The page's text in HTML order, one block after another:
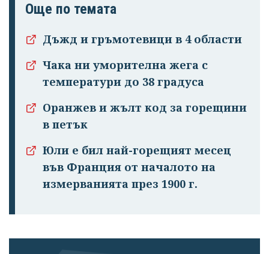
Още по темата
Дъжд и гръмотевици в 4 области
Чака ни уморителна жега с
температури до 38 градуса
Оранжев и жълт код за горещини
в петък
Юли е бил най-горещият месец
във Франция от началото на
измерванията през 1900 г.